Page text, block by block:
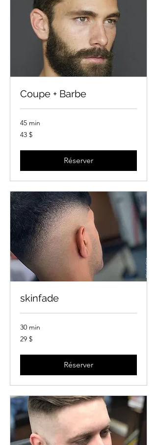
Coupe + Barbe
45 min
43 dollars
canadiens
43 $
Réserver
skinfade
30 min
29 dollars
canadiens
29 $
Réserver